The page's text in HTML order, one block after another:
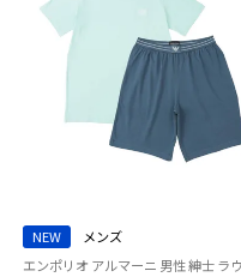
NEW
メンズ